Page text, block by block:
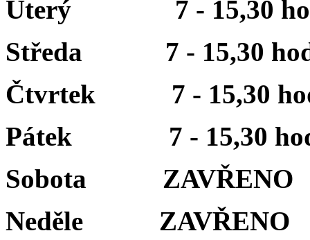
Úterý 7 - 15,30
Středa 7 - 15,30
Čtvrtek 7 - 15,30
Pátek 7 - 15,30
Sobota ZAVŘENO
Neděle ZAVŘENO